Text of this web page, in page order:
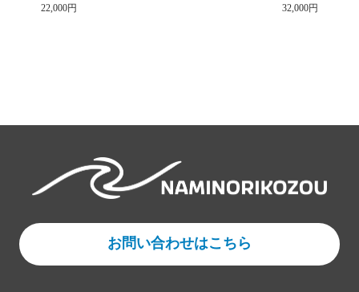
22,000円 32,000円
お問い合わせはこちら